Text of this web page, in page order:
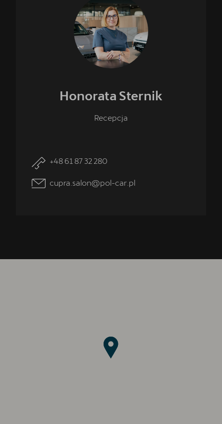
Honorata Sternik
Recepcja
+48 61 87 32 280
cupra.salon@pol-car.pl